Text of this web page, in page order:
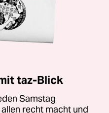
taz-Blick
Samstag
recht macht und